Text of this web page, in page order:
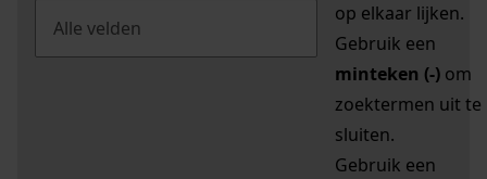
op elkaar lijken.
Gebruik een
minteken (-) om
zoektermen uit te
sluiten.
Gebruik een